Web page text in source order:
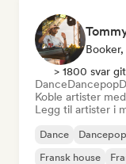
> 1800 svar
DanceDancepop
Koble artister
Legg til artister i
Dance Dancepop
Fransk house